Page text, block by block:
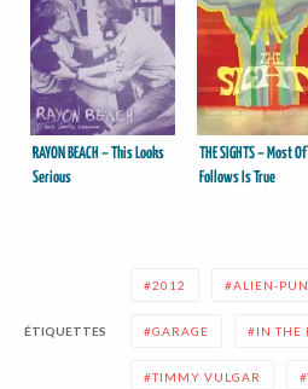
RAYON BEACH – This Looks
Serious
THE SIGHTS – Most
Follows Is True
ÉTIQUETTES
2012 ALIEN-
GARAGE IN THE
TIMMY VULGAR